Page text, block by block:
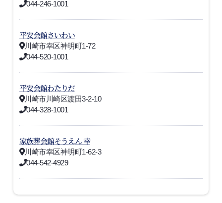
044-246-1001
平安会館さいわい
川崎市幸区神明町1-72
044-520-1001
平安会館わたりだ
川崎市川崎区渡田3-2-10
044-328-1001
家族葬会館そうえん 幸
川崎市幸区神明町1-62-3
044-542-4929